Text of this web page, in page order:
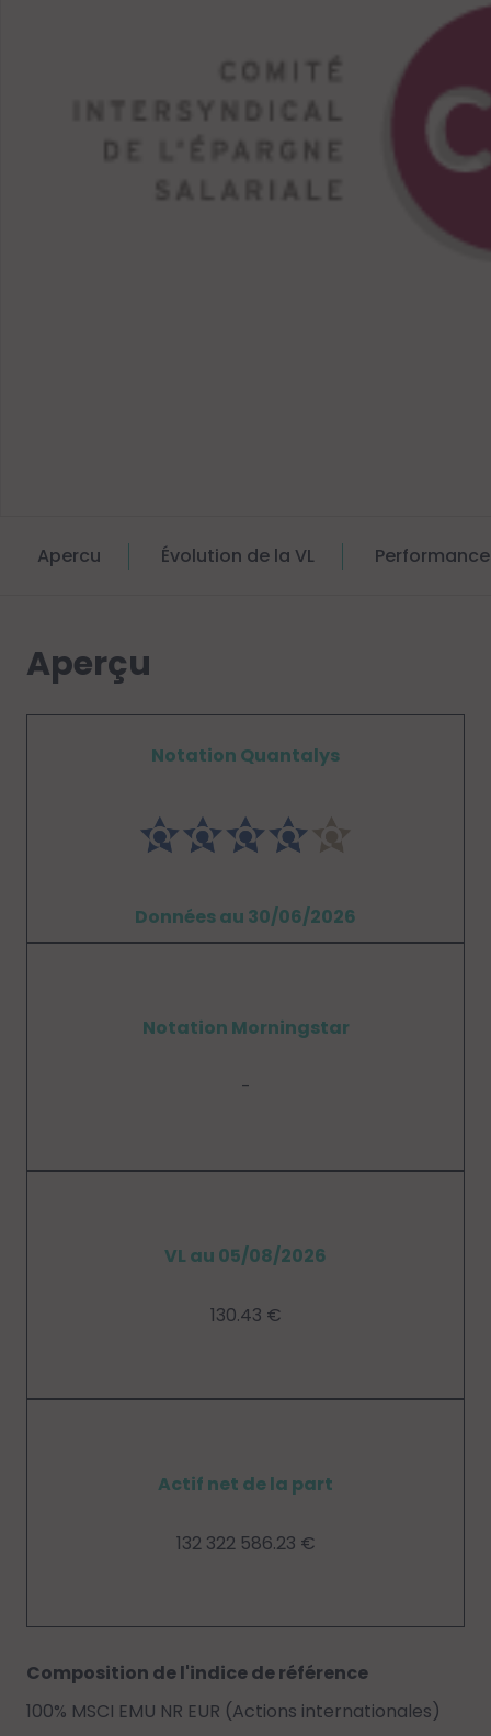
Apercu Évolution de la VL
Aperçu
Notation Quantalys
Données au 30/06/2026
Notation Morningstar
-
VL au 05/08/2026
130.43 €
Actif net de la part
132 322 586.23 €
Composition de l'indice de référence
100% MSCI EMU NR EUR (Actions internationales)